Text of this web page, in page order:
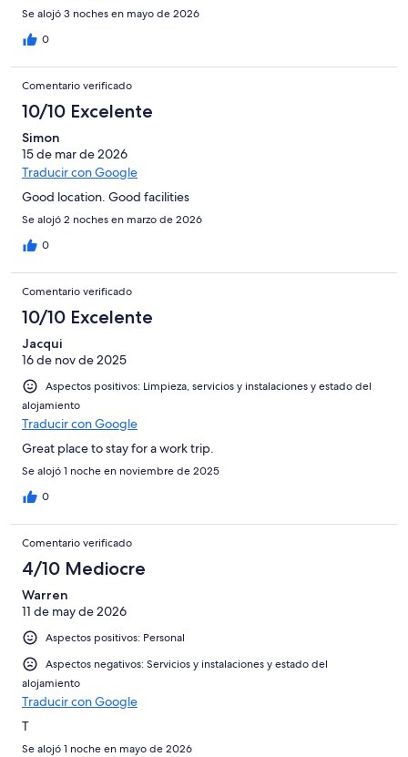
Se alojó 3 noches en mayo de 2026
0
Comentario verificado
10/10 Excelente
Simon
15 de mar de 2026
Traducir con Google
Good location. Good facilities
Se alojó 2 noches en marzo de 2026
0
Comentario verificado
10/10 Excelente
Jacqui
16 de nov de 2025
Aspectos positivos: Limpieza, servicios y instalaciones y estado del
alojamiento
Traducir con Google
Great place to stay for a work trip.
Se alojó 1 noche en noviembre de 2025
0
Comentario verificado
4/10 Mediocre
Warren
11 de may de 2026
Aspectos positivos: Personal
Aspectos negativos: Servicios y instalaciones y estado del
alojamiento
Traducir con Google
T
Se alojó 1 noche en mayo de 2026